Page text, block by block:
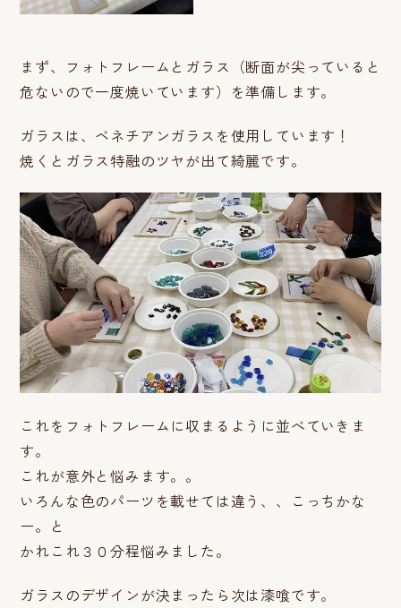
まず、フォトフレームとガラス（断面が尖っていると
危ないので一度焼いています）を準備します。
ガラスは、ベネチアンガラスを使用しています！
焼くとガラス特融のツヤが出て綺麗です。
これをフォトフレームに収まるように並べていきま
す。
これが意外と悩みます。。
いろんな色のパーツを載せては違う、、こっちかな
ー。と
かれこれ３０分程悩みました。
ガラスのデザインが決まったら次は漆喰です。